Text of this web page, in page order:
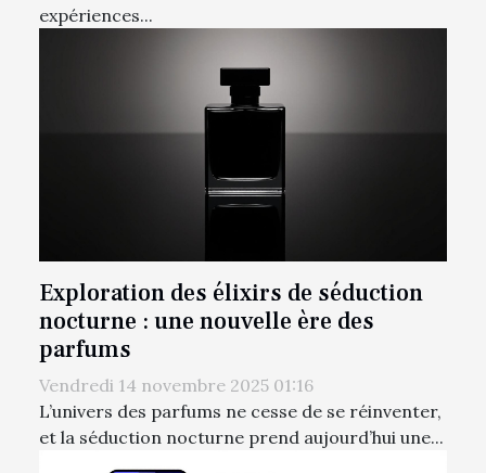
expériences...
Exploration des élixirs de séduction
nocturne : une nouvelle ère des
parfums
Vendredi 14 novembre 2025 01:16
L’univers des parfums ne cesse de se réinventer,
et la séduction nocturne prend aujourd’hui une...